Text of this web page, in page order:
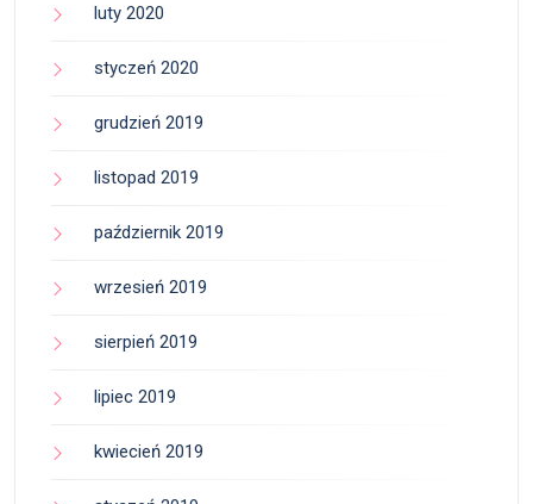
luty 2020
styczeń 2020
grudzień 2019
listopad 2019
październik 2019
wrzesień 2019
sierpień 2019
lipiec 2019
kwiecień 2019